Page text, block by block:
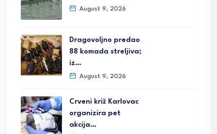
August 9, 2026
Dragovoljno predao
88 komada streljiva;
iz…
August 9, 2026
Crveni križ Karlovac
organizira pet
akcija…